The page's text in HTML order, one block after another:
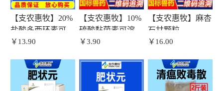
【支农惠牧】20%
盐酸多西环素可溶
性粉
￥13.90
【支农惠牧】10%
硫酸黏菌素可溶性
粉100g
￥3.90
【支农惠牧】麻杏
石甘颗粒
￥16.00